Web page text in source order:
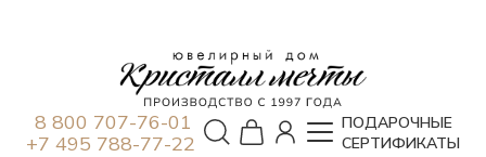
8 800 707-76-01
+7 495 788-77-22
ПОДАРОЧНЫЕ
СЕРТИФИКАТЫ